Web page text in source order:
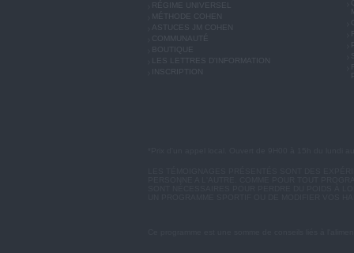
RÉGIME UNIVERSEL
ASTUCES JM COHEN
COMMUNAUTÉ
LES LETTRES D'INFORMATION
INSCRIPTION